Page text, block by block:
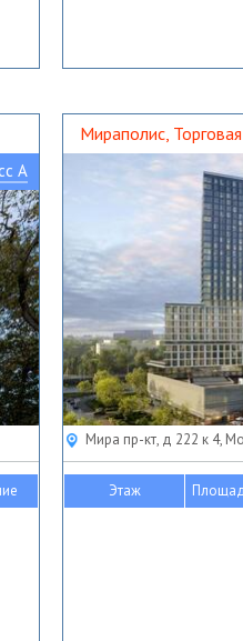
A
Мираполис,
Мира пр-кт, д 222 к 4,
Этаж